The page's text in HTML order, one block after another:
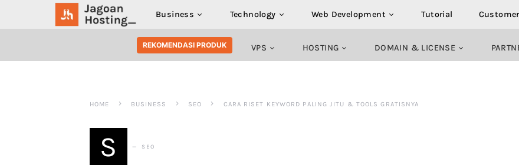
Business Technology Web Development Tutorial
SEARCH FOR:
REKOMENDASI PRODUK VPS HOSTING DOMAIN & LICENSE
HOME BUSINESS SEO CARA RISET KEYWORD PALING JITU & TOOLS GRATISNYA
S SEO